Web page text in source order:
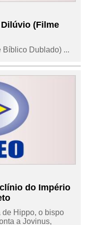
(Filme
Bíblico Dublado) ...
do Império
de Hippo, o bispo
a Jovinus,